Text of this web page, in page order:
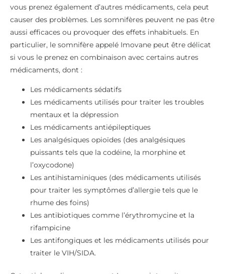
vous prenez également d’autres médicaments, cela peut
causer des problèmes. Les somnifères peuvent ne pas être
aussi efficaces ou provoquer des effets inhabituels. En
particulier, le somnifère appelé Imovane peut être délicat
si vous le prenez en combinaison avec certains autres
médicaments, dont :
Les médicaments sédatifs
Les médicaments utilisés pour traiter les troubles
mentaux et la dépression
Les médicaments antiépileptiques
Les analgésiques opioïdes (des analgésiques
puissants tels que la codéine, la morphine et
l’oxycodone)
Les antihistaminiques (des médicaments utilisés
pour traiter les symptômes d’allergie tels que le
rhume des foins)
Les antibiotiques comme l’érythromycine et la
rifampicine
Les antifongiques et les médicaments utilisés pour
traiter le VIH/SIDA.